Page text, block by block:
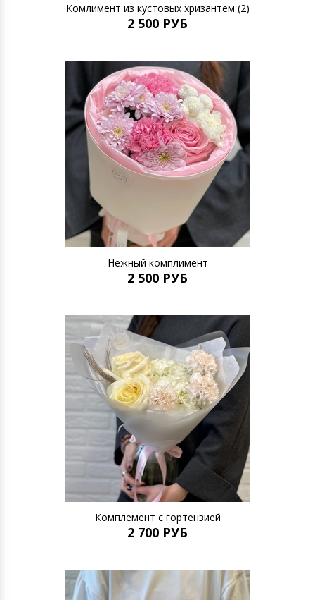
Комлимент из кустовых хризантем (2)
2 500 РУБ
Нежный комплимент
2 500 РУБ
Комплемент с гортензией
2 700 РУБ